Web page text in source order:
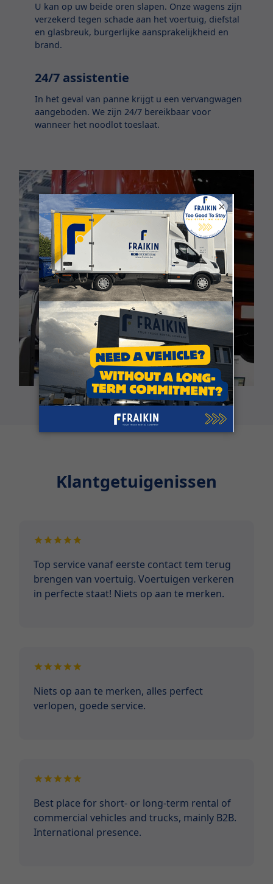
U kan op uw beide oren slapen. Onze wagens zijn
verzekerd tegen schade aan het voertuig, diefstal
en glasbreuk, burgerlijke aansprakelijkheid en
brand.
24/7 assistentie
In het geval van panne krijgt u een vervangwagen
aangeboden. We zijn 24/7 bereikbaar voor
wanneer het noodlot toeslaat.
Klantgetuigenissen
Top service vanaf eerste contact tem terug
brengen van voertuig. Voertuigen verkeren
in perfecte staat! Niets op aan te merken.
Niets op aan te merken, alles perfect
verlopen, goede service.
Best place for short- or long-term rental of
commercial vehicles and trucks, mainly B2B.
International presence.
×